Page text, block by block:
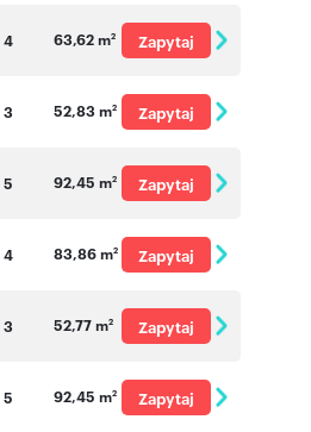
4 63,62 m2
Zapytaj
3 52,83 m2
Zapytaj
5 92,45 m2
Zapytaj
4 83,86 m2
Zapytaj
3 52,77 m2
Zapytaj
5 92,45 m2
Zapytaj